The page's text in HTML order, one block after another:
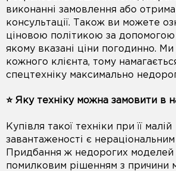
виконанні замовлення або
консультації. Також ви можете
ціновою політикою за допомогою
якому вказані ціни погодинно. Ми
кожного клієнта, тому
спецтехніку максимально
⭐️ Яку техніку можна замовити в
Купівля такої техніки при її малій
завантаженості є
Придбання ж недорогих моделей
помилковим рішенням з причини